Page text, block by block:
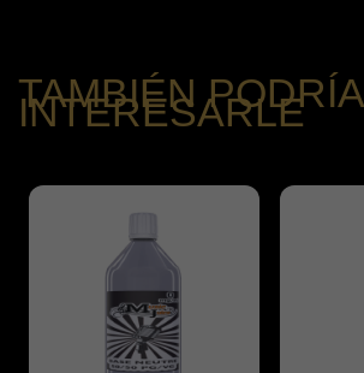
TAMBIÉN PODRÍA
INTERESARLE